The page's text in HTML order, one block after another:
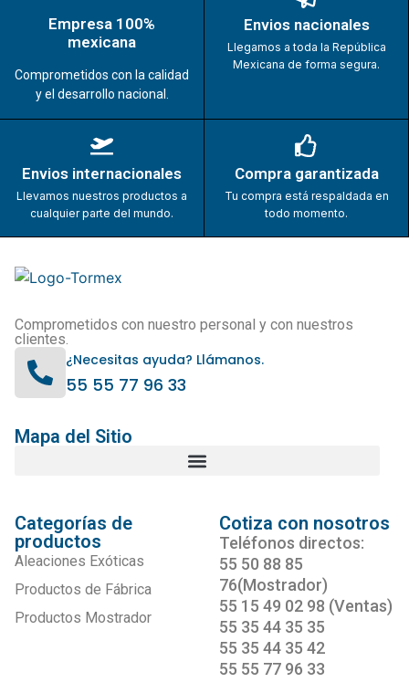
Empresa 100%
mexicana
Comprometidos con la calidad
y el desarrollo nacional.
Envios nacionales
Llegamos a toda la República
Mexicana de forma segura.
Envios internacionales
Llevamos nuestros productos a
cualquier parte del mundo.
Compra garantizada
Tu compra está respaldada en
todo momento.
Comprometidos con nuestro personal y con nuestros
clientes.
¿Necesitas ayuda? Llámanos.
55 55 77 96 33
Mapa del Sitio
Categorías de
productos
Aleaciones Exóticas
Productos de Fábrica
Productos Mostrador
Cotiza con nosotros
Teléfonos directos:
55 50 88 85
76(Mostrador)
55 15 49 02 98 (Ventas)
55 35 44 35 35
55 35 44 35 42
55 55 77 96 33